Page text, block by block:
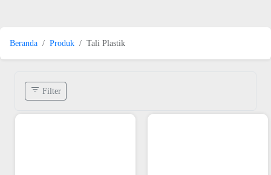
Beranda Produk Tali Plastik
Filter